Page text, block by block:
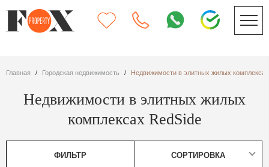
Главная Городская недвижимость Недвижимости в элитных жилых
Недвижимости в элитных жилых
комплексах RedSide
ФИЛЬТР СОРТИРОВКА